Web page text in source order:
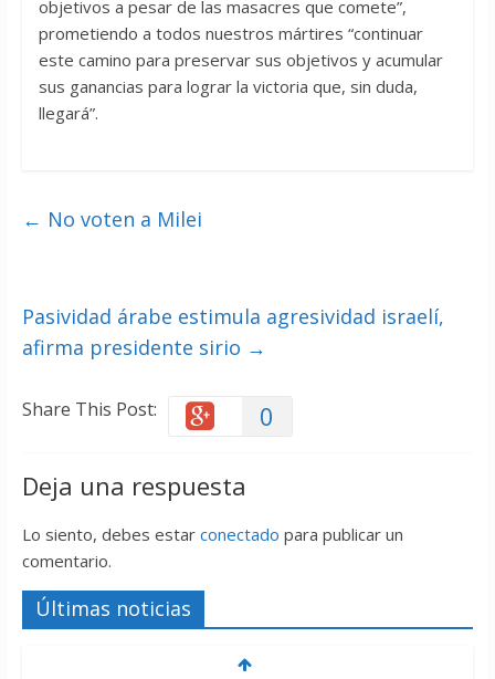
objetivos a pesar de las masacres que comete”,
prometiendo a todos nuestros mártires “continuar
este camino para preservar sus objetivos y acumular
sus ganancias para lograr la victoria que, sin duda,
llegará”.
← No voten a Milei
Pasividad árabe estimula agresividad israelí,
afirma presidente sirio →
Share This Post: 0
Deja una respuesta
Lo siento, debes estar conectado para publicar un
comentario.
Últimas noticias